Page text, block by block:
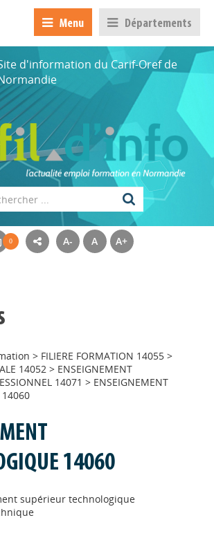
Menu Départements
d'information du Carif-Oref de
A- A A+
> FILIERE FORMATION 14055 >
14052 > ENSEIGNEMENT
14071 > ENSEIGNEMENT
14060
14060
supérieur technologique